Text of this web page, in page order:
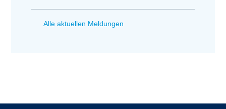
Alle aktuellen Meldungen